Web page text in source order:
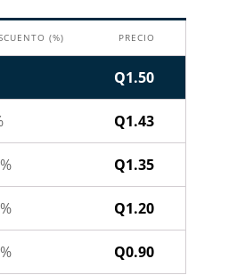
(%) PRECIO
Q1.50
Q1.43
Q1.35
Q1.20
Q0.90